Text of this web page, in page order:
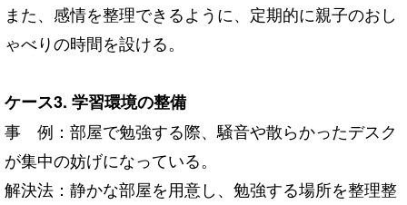
また、感情を整理できるように、定期的に親子のおし
ゃべりの時間を設ける。
ケース3. 学習環境の整備
事 例：部屋で勉強する際、騒音や散らかったデスク
が集中の妨げになっている。
解決法：静かな部屋を用意し、勉強する場所を整理整